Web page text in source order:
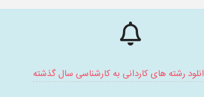
رشته های کاردانی به کارشناسی سال گذشته